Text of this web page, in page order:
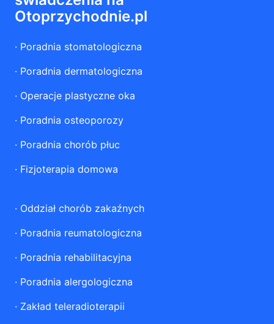
Otoprzychodnie.pl
· Poradnia stomatologiczna
· Poradnia dermatologiczna
· Operacje plastyczne oka
· Poradnia osteoporozy
· Poradnia chorób płuc
· Fizjoterapia domowa
· Oddział chorób zakaźnych
· Poradnia reumatologiczna
· Poradnia rehabilitacyjna
· Poradnia alergologiczna
· Zakład teleradioterapii